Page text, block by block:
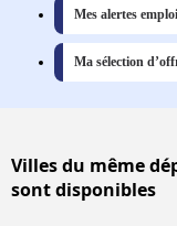
Mes alertes emploi
Ma sélection
Villesdu même
sont disponibles